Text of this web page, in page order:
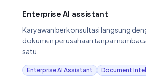
Enterprise AI assistant
Karyawan berkonsultasi langsung
dokumen perusahaan tanpa
satu.
Enterprise AI Assistant Document